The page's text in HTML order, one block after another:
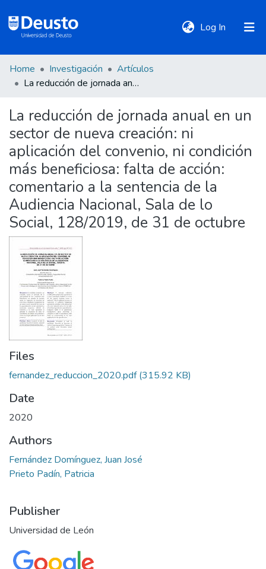
Log In (current)
DeustoTeka
Communities
&
Collections
All of DSpace
Statistics
Policies
Home Investigación
Artículos
La reducción de jornada anual en un sector de nueva creación: ni aplicación del convenio, ni condición más beneficiosa: falta de acción: comentario a la sentencia de la Audiencia Nacional, Sala de lo Social, 128/2019, de 31 de octubre
La reducción de jornada anual en un
sector de nueva creación: ni
aplicación del convenio, ni condición
más beneficiosa: falta de acción:
comentario a la sentencia de la
Audiencia Nacional, Sala de lo
Social, 128/2019, de 31 de octubre
Files
fernandez_reduccion_2020.pdf(315.92 KB)
Date
2020
Authors
Fernández Domínguez, Juan José
Prieto Padín, Patricia
Publisher
Universidad de León